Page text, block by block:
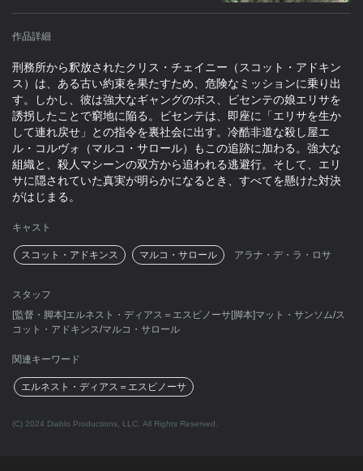
作品詳細
刑務所から釈放されたクリス・チェイニー（スコット・アドキン
ス）は、ある古い約束を果たすため、危険なミッションに乗り出
す。しかし、彼は強大なギャングのボス、ビセンテの娘エリサを
誘拐したことで窮地に陥る。ビセンテは、即座に「エリサを生か
して連れ戻せ」との指令を裏社会に出す。冷酷非道な殺し屋エ
ル・コルヴォ（マルコ・サロール）もこの追跡に加わる。強大な
組織と、殺人マシーンの双方から追われる逃避行。そして、エリ
サに隠されていた真実が明らかになるとき、すべてを懸けた対決
がはじまる。
キャスト
スコット・アドキンス マルコ・サロール アラナ・デ・ラ・ロサ
スタッフ
[監督・脚本]エルネスト・ディアス＝エスピノーサ[脚本]マット・サンソム/ス
コット・アドキンス/マルコ・サロール
関連キーワード
エルネスト・ディアス＝エスピノーサ
(C) 2024 Diablo Productions, LLC. All Rights Reserved.